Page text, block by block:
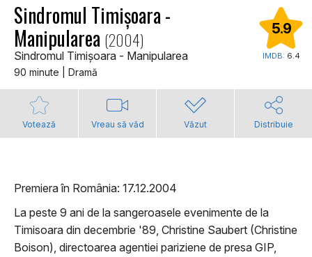
Sindromul Timișoara -
Manipularea (2004)
Sindromul Timișoara - Manipularea
90 minute | Dramă
5.9
IMDB: 6.4
Votează Vreau să văd Văzut Distribuie
Premiera în România: 17.12.2004
La peste 9 ani de la sangeroasele evenimente de la
Timisoara din decembrie '89, Christine Saubert (Christine
Boison), directoarea agentiei pariziene de presa GIP,